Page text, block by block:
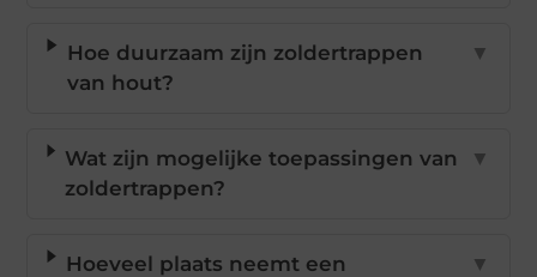
Hoe duurzaam zijn zoldertrappen
van hout?
▼
Wat zijn mogelijke toepassingen van
zoldertrappen?
▼
Hoeveel plaats neemt een
▼